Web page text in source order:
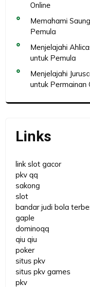
Online
Memahami
Pemula
Menjelajahi
untuk Pemula
Menjelajahi
untuk Permainan
Links
link slot gacor
pkv qq
sakong
slot
bandar judi bola
gaple
dominoqq
qiu qiu
poker
situs pkv
situs pkv games
pkv